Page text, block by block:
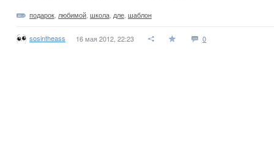
подарок любимой школа дле шаблон
sosintheass 16 мая 2012, 22:23 0